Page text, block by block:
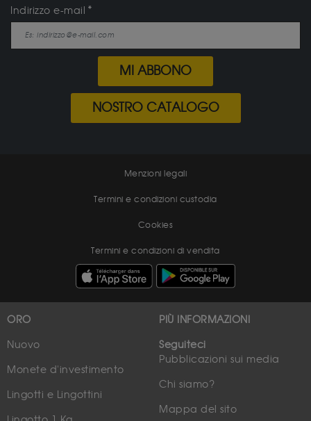
Indirizzo e-mail
MI ABBONO
NOSTRO CATALOGO
Menzioni legali
Termini e condizioni custodia
Cookies
Termini e condizioni di vendita
ORO
Nuovo
Monete d'investimento
Lingotti e Lingottini
PIÙ INFORMAZIONI
Seguiteci
Pubblicazioni sui media
Chi siamo?
Mappa del sito